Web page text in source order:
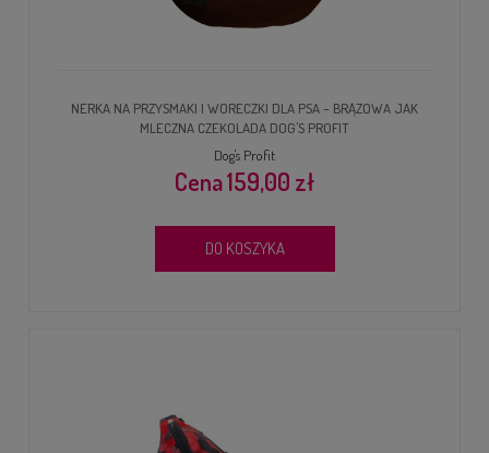
NERKA NA PRZYSMAKI I WORECZKI DLA PSA – BRĄZOWA JAK
MLECZNA CZEKOLADA DOG'S PROFIT
Dog's Profit
159,00 zł
DO KOSZYKA